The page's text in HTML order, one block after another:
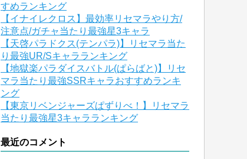
すめランキング
【イナイレクロス】最効率リセマラやり方/
注意点/ガチャ当たり最強星3キャラ
【天啓パラドクス(テンパラ)】リセマラ当た
り最強UR/Sキャラランキング
【地獄楽パラダイスバトル(ぱらばと)】リセ
マラ当たり最強SSRキャラおすすめランキ
ング
【東京リベンジャーズぱずりべ！】リセマラ
当たり最強星3キャラランキング
最近のコメント